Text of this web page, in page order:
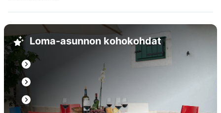
Loma-asunnon kohokohdat